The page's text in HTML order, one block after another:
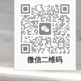
微信二维码